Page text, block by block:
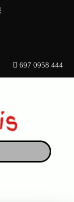
697 0958 444